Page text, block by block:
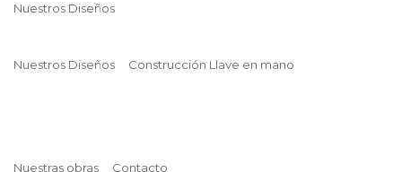
Nuestros Diseños
Nuestros Diseños Construcción Llave en mano
Nuestras obras Contacto